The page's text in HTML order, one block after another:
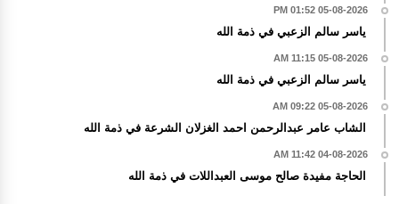
05-08-2026 01:52 PM
ياسر سالم الزعبي في ذمة الله
05-08-2026 11:15 AM
ياسر سالم الزعبي في ذمة الله
05-08-2026 09:22 AM
الشاب عامر عبدالرحمن احمد الغزلان الشرعة في ذمة الله
04-08-2026 11:42 AM
الحاجة مفيدة صالح موسى العبداللات في ذمة الله